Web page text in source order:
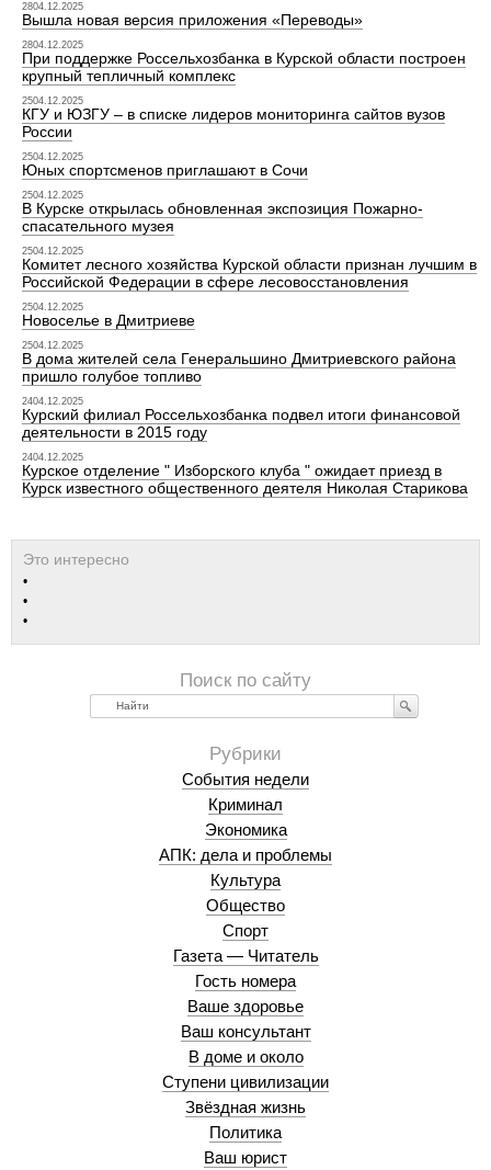
2804.12.2025
Вышла новая версия приложения «Переводы»
2804.12.2025
При поддержке Россельхозбанка в Курской области построен
крупный тепличный комплекс
2504.12.2025
КГУ и ЮЗГУ – в списке лидеров мониторинга сайтов вузов
России
2504.12.2025
Юных спортсменов приглашают в Сочи
2504.12.2025
В Курске открылась обновленная экспозиция Пожарно-
спасательного музея
2504.12.2025
Комитет лесного хозяйства Курской области признан лучшим в
Российской Федерации в сфере лесовосстановления
2504.12.2025
Новоселье в Дмитриеве
2504.12.2025
В дома жителей села Генеральшино Дмитриевского района
пришло голубое топливо
2404.12.2025
Курский филиал Россельхозбанка подвел итоги финансовой
деятельности в 2015 году
2404.12.2025
Курское отделение " Изборского клуба " ожидает приезд в
Курск известного общественного деятеля Николая Старикова
Найти
События недели
Криминал
Экономика
АПК: дела и проблемы
Культура
Общество
Спорт
Газета — Читатель
Гость номера
Ваше здоровье
Ваш консультант
В доме и около
Ступени цивилизации
Звёздная жизнь
Политика
Ваш юрист